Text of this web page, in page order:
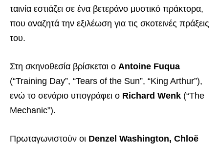
ταινία εστιάζει σε ένα βετεράνο μυστικό πράκτορα,
που αναζητά την εξιλέωση για τις σκοτεινές πράξεις
του.
Στη σκηνοθεσία βρίσκεται ο Antoine Fuqua
(“Training Day”, “Tears of the Sun”, “King Arthur”),
ενώ το σενάριο υπογράφει ο Richard Wenk (“The
Mechanic”).
Πρωταγωνιστούν οι Denzel Washington, Chloë